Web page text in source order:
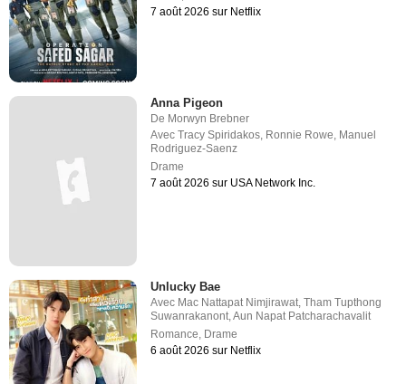
7 août 2026 sur Netflix
Anna Pigeon
De Morwyn Brebner
AvecTracy Spiridakos, Ronnie Rowe, Manuel
Rodriguez-Saenz
Drame
7 août 2026 sur USA Network Inc.
Unlucky Bae
Avec Mac Nattapat Nimjirawat,Tham Tupthong
Suwanrakanont,Aun Napat Patcharachavalit
Romance, Drame
6 août 2026 sur Netflix